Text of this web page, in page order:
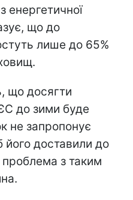
енергетичної
що до
лише до 65%
що досягти
до зими буде
не запропонує
його доставили до
проблема з таким